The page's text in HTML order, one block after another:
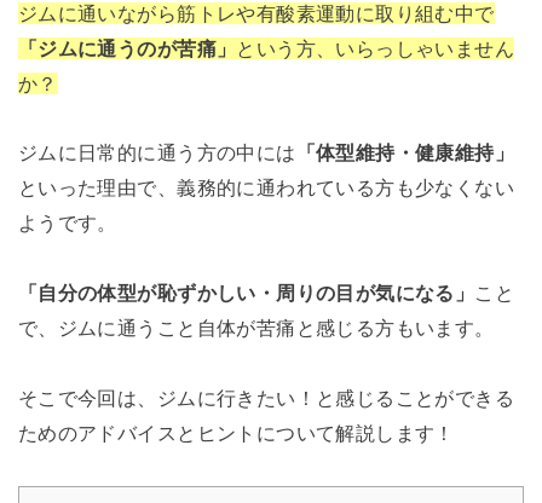
ジムに通いながら筋トレや有酸素運動に取り組む中で
「ジムに通うのが苦痛」
という方、いらっしゃいません
か？
ジムに日常的に通う方の中には 「体型維持・健康維持」
といった理由で、義務的に通われている方も少なくない
ようです。
「自分の体型が恥ずかしい・周りの目が気になる」 こと
で、ジムに通うこと自体が苦痛と感じる方もいます。
そこで今回は、ジムに行きたい！と感じることができる
ためのアドバイスとヒントについて解説します！